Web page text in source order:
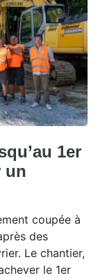
1er
un
coupée à
des
Le chantier,
le 1er